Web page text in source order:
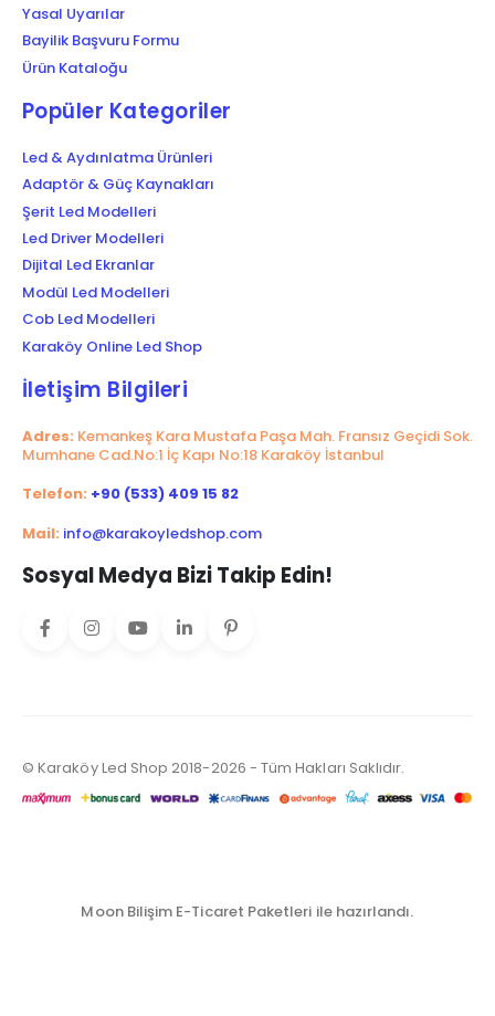
Yasal Uyarılar
Bayilik Başvuru Formu
Ürün Kataloğu
Popüler Kategoriler
Led & Aydınlatma Ürünleri
Adaptör & Güç Kaynakları
Şerit Led Modelleri
Led Driver Modelleri
Dijital Led Ekranlar
Modül Led Modelleri
Cob Led Modelleri
Karaköy Online Led Shop
İletişim Bilgileri
Adres: Kemankeş Kara Mustafa Paşa Mah. Fransız Geçidi Sok.
Mumhane Cad.No:1 İç Kapı No:18 Karaköy İstanbul
Telefon: +90 (533) 409 15 82
Mail: info@karakoyledshop.com
Sosyal Medya Bizi Takip Edin!
© Karaköy Led Shop 2018-2026 - Tüm Hakları Saklıdır.
Moon Bilişim E-Ticaret Paketleri ile hazırlandı.